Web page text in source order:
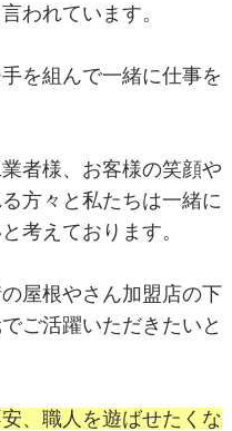
われています。
を組んで一緒に仕事を
者様、お客様の笑顔や
方々と私たちは一緒に
考えております。
屋根やさん加盟店の下
ご活躍いただきたいと
、職人を遊ばせたくな